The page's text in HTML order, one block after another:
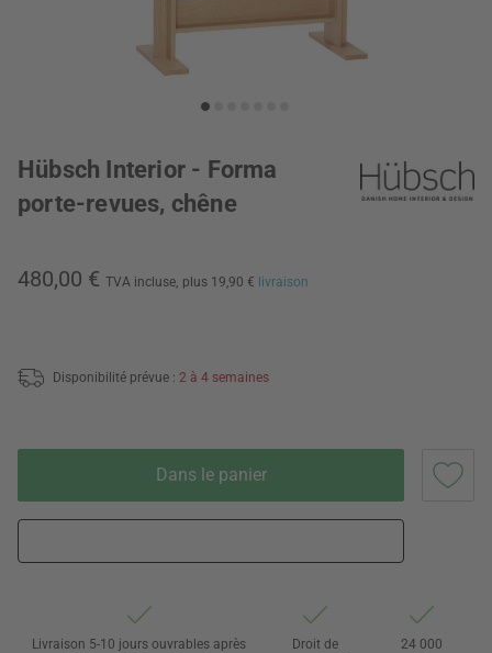
Hübsch Interior - Forma
porte-revues, chêne
480,00 € TVA incluse, plus 19,90 € livraison
Disponibilité prévue : 2 à 4 semaines
Dans le panier
Livraison 5-10 jours ouvrables après
Droit de
24 000